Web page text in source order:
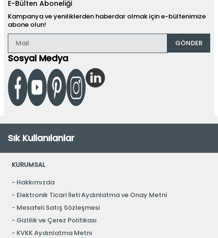
E-Bülten Aboneliği
Kampanya ve yeniliklerden haberdar olmak için e-bültenimize
abone olun!
GÖNDER
Sosyal Medya
Sık Kullanılanlar
KURUMSAL
Hakkımızda
Elektronik Ticari İleti Aydınlatma ve Onay Metni
Mesafeli Satış Sözleşmesi
Gizlilik ve Çerez Politikası
KVKK Aydınlatma Metni